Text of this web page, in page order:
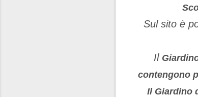
Sul sito è
Il
contengono
Il Giardino